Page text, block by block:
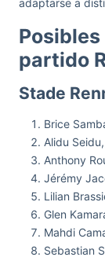
adaptarse a
partido
Stade
Brice
Alidu Seidu,
Anthony
Jérémy
Lilian
Glen
Mahdi
Sebastian